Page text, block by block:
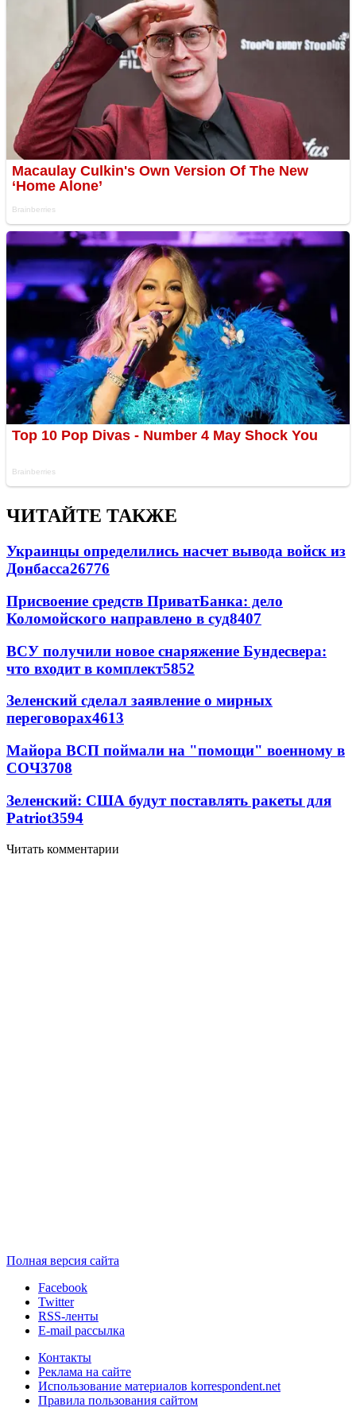
ЧИТАЙТЕ ТАКЖЕ
Украинцы определились насчет вывода войск из
Донбасса26776
Присвоение средств ПриватБанка: дело
Коломойского направлено в суд8407
ВСУ получили новое снаряжение Бундесвера:
что входит в комплект5852
Зеленский сделал заявление о мирных
переговорах4613
Майора ВСП поймали на "помощи" военному в
СОЧ3708
Зеленский: США будут поставлять ракеты для
Patriot3594
Читать комментарии
Полная версия сайта
Facebook
Twitter
RSS-ленты
E-mail рассылка
Контакты
Реклама на сайте
Использование материалов korrespondent.net
Правила пользования сайтом